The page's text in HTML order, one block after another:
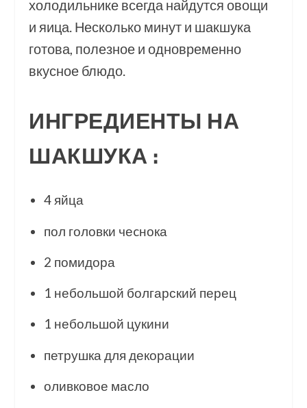
холодильнике всегда найдутся овощи
и яица. Несколько минут и шакшука
готова, полезное и одновременно
вкусное блюдо.
ИНГРЕДИЕНТЫ НА
ШАКШУКА :
4 яйца
пол головки чеcнока
2 помидора
1 небольшой болгарский перец
1 небольшой цукини
петрушка для декорации
оливковое масло